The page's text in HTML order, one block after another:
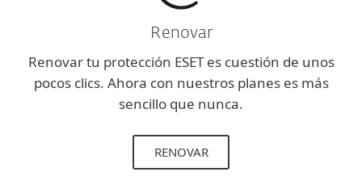
Renovar
Renovar tu protección ESET es cuestión de unos
pocos clics. Ahora con nuestros planes es más
sencillo que nunca.
RENOVAR